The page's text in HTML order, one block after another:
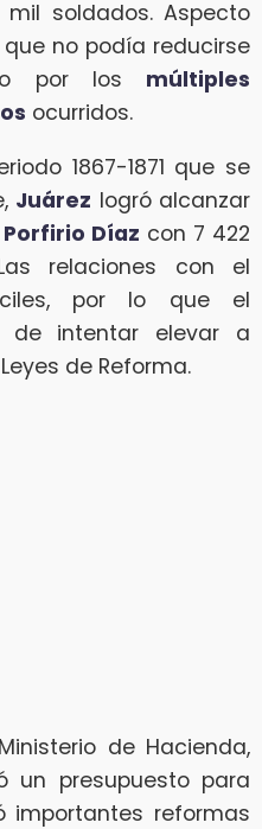
soldados. Aspecto
no podía reducirse
por los múltiples
ocurridos.
1867-1871 que se
Juárez logró alcanzar
Porfirio Díaz con 7 422
relaciones con el
por lo que el
de intentar elevar a
de Reforma.
de Hacienda,
un presupuesto para
importantes reformas